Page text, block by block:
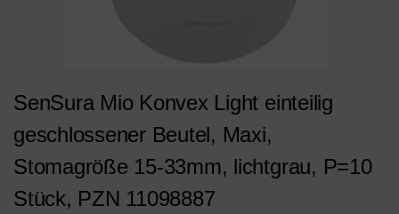
SenSura Mio Konvex Light einteilig
geschlossener Beutel, Maxi,
Stomagröße 15-33mm, lichtgrau, P=10
Stück, PZN 11098887